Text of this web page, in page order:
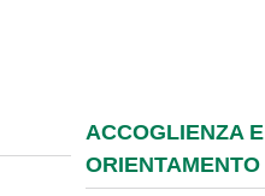
ACCOGLIENZA E
ORIENTAMENTO